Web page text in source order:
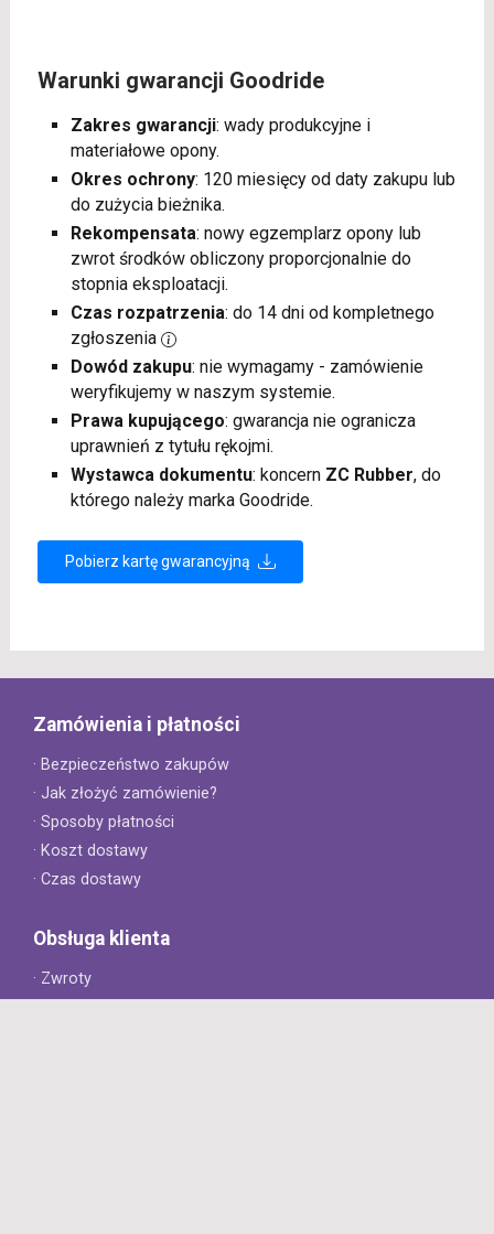
Warunki gwarancji Goodride
Zakres gwarancji: wady produkcyjne i
materiałowe opony.
Okres ochrony: 120 miesięcy od daty zakupu lub
do zużycia bieżnika.
Rekompensata: nowy egzemplarz opony lub
zwrot środków obliczony proporcjonalnie do
stopnia eksploatacji.
Czas rozpatrzenia: do 14 dni od kompletnego
zgłoszenia
Dowód zakupu: nie wymagamy - zamówienie
weryfikujemy w naszym systemie.
Prawa kupującego: gwarancja nie ogranicza
uprawnień z tytułu rękojmi.
Wystawca dokumentu: koncern ZC Rubber, do
którego należy marka Goodride.
Pobierz kartę gwarancyjną
Zamówienia i płatności
· Bezpieczeństwo zakupów
· Jak złożyć zamówienie?
· Sposoby płatności
· Koszt dostawy
· Czas dostawy
Obsługa klienta
· Zwroty